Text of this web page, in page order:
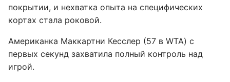
покрытии, и нехватка опыта на специфических
кортах стала роковой.
Американка Маккартни Кесслер (57 в WTA) с
первых секунд захватила полный контроль над
игрой.